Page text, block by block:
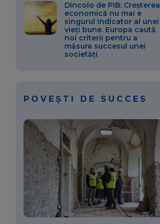
Dincolo de PIB: Creșterea
economică nu mai e
singurul indicator al unei
vieți bune. Europa caută
noi criterii pentru a
măsura succesul unei
societăți
POVEȘTI DE SUCCES